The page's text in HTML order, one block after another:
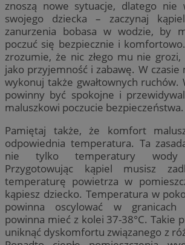
znoszą nowe sytuacje, dlatego nie
swojego dziecka – zaczynaj
zanurzenia bobasa w wodzie, by
poczuć się bezpiecznie i
zrozumie, że nic złego mu nie
jako przyjemność i zabawę. W czasie
wykonuj także gwałtownych ruchów.
powinny być spokojne i
maluszkowi poczucie bezpieczeństwa.
Pamiętaj także, że komfort
odpowiednia temperatura. Ta
nie tylko temperatury wody
Przygotowując kąpiel musisz
temperaturę powietrza w
kąpiesz dziecko. Temperatura w
powinna oscylować w granicach
powinna mieć z kolei 37-38°C. Takie
uniknąć dyskomfortu związanego z